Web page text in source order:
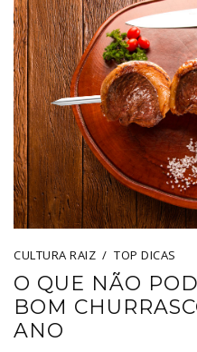
CULTURA RAIZ TOP DICAS
O QUE NÃO
BOM
ANO